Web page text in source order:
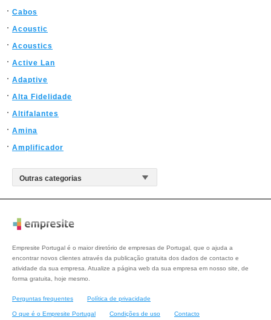
Cabos
Acoustic
Acoustics
Active Lan
Adaptive
Alta Fidelidade
Altifalantes
Amina
Amplificador
Empresite Portugal é o maior diretório de empresas de Portugal, que o ajuda a
encontrar novos clientes através da publicação gratuita dos dados de contacto e
atividade da sua empresa. Atualize a página web da sua empresa em nosso site, de
forma gratuita, hoje mesmo.
Perguntas frequentes Política de privacidade
O que é o Empresite Portugal Condições de uso Contacto